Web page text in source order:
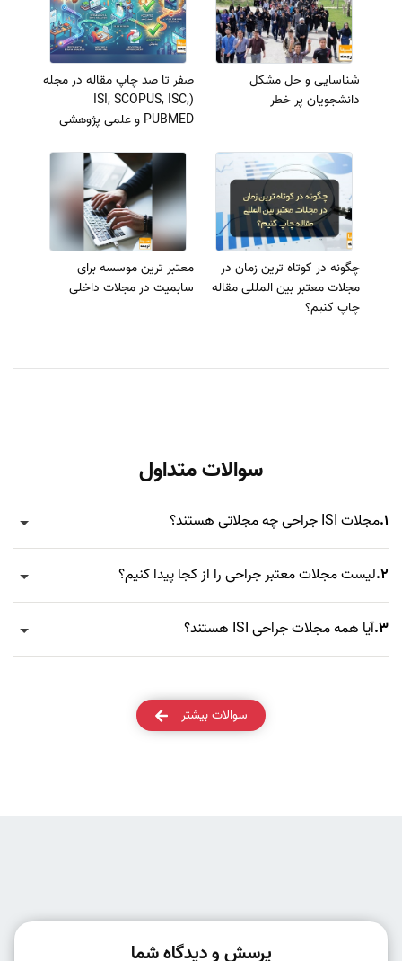
شناسایی و حل مشکل
دانشجویان پر خطر
صفر تا صد چاپ مقاله در مجله
(ISI, SCOPUS, ISC,
PUBMED و علمی پژوهشی
چگونه در کوتاه ترین زمان در
مجلات معتبر بین المللی مقاله
چاپ کنیم؟
معتبر ترین موسسه برای
سابمیت در مجلات داخلی
سوالات متداول
1.مجلات ISI جراحی چه مجلاتی هستند؟
2. لیست مجلات معتبر جراحی را از کجا پیدا کنیم؟
3.آیا همه مجلات جراحی ISI هستند؟
سوالات بیشتر
پرسش و دیدگاه شما